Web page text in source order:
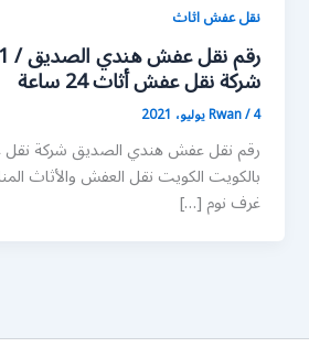
نقل عفش اثاث
شركة نقل عفش أثاث 24 ساعة
Rwan/4 يوليو، 2021
رقم نقل عفش هندي الصديق شركة
بالكويت الكويت نقل العفش والأثاث
غرف نوم […]